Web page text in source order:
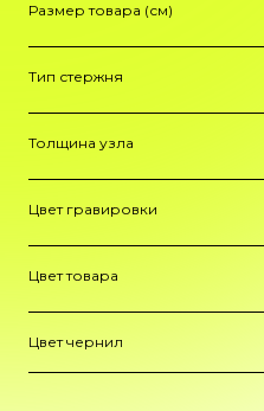
Размер товара (см)
Тип стержня
Толщина узла
Цвет гравировки
Цвет товара
Цвет чернил